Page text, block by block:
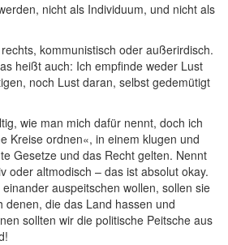
nicht als Individuum, und nicht als
kommunistisch oder außerirdisch.
heißt auch: Ich empfinde weder Lust
noch Lust daran, selbst gedemütigt
wie man mich dafür nennt, doch ich
Kreise ordnen«, in einem klugen und
Gesetze und das Recht gelten. Nennt
oder altmodisch – das ist absolut okay.
auspeitschen wollen, sollen sie
denen, die das Land hassen und
sollten wir die politische Peitsche aus